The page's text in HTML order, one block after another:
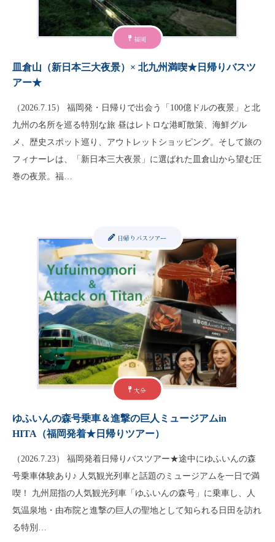
福岡
皿倉山（新日本三大夜景）× 北九州満喫★日帰りバスツ
アー★
（2026.7.15） 福岡発・日帰りで出会う「100億ドルの夜景」と北
九州の名所を巡る特別な旅 昼はレトロな港町散策、海鮮グル
メ、歴史スポット巡り、アウトレットショッピング。そして旅の
フィナーレは、「新日本三大夜景」に選ばれた皿倉山から望む圧
巻の夜景。福…
大分
日帰りバスツアー
ゆふいんの森号乗車＆進撃の巨人ミュージアムin
HITA（福岡発着★日帰りツアー）
（2026.7.23） 福岡発着日帰りバスツアー★途中にゆふいんの森
号乗車体験あり♪ 人気観光列車と話題のミュージアムを一日で満
喫！ 九州屈指の人気観光列車「ゆふいんの森号」に乗車し、人
気温泉地・由布院と進撃の巨人の聖地として知られる日田を訪れ
る特別…